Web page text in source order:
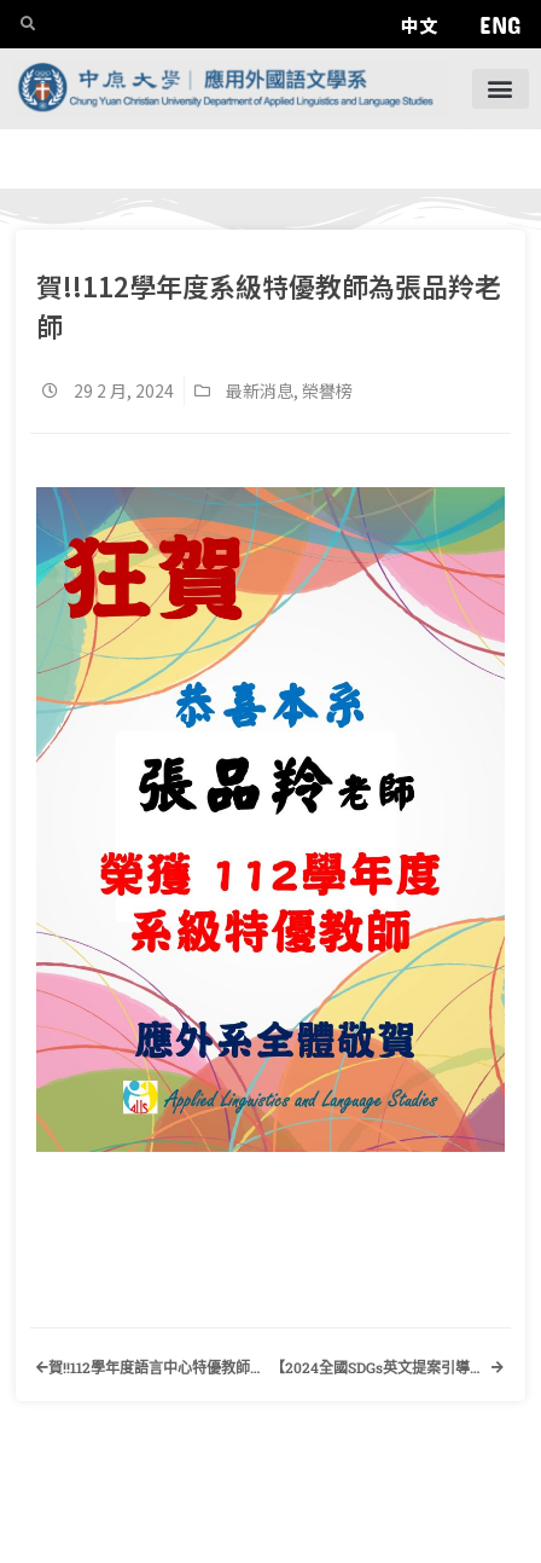
中文 ENG
賀!!112學年度系級特優教師為張品羚老
師
29 2 月, 2024 最新消息, 榮譽榜
賀!!112學年度語言中心特優教師為宋正邦老師 【2024全國SDGs英文提案引導式寫作競賽】歡迎有興趣的同學踴躍報名參加！